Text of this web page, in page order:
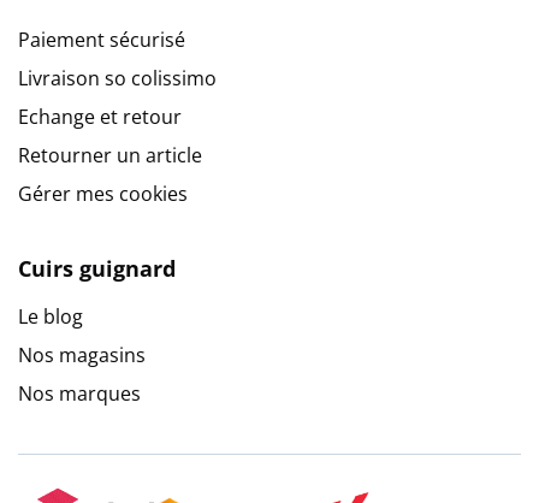
Paiement sécurisé
Livraison so colissimo
Echange et retour
Retourner un article
Gérer mes cookies
Cuirs guignard
Le blog
Nos magasins
Nos marques